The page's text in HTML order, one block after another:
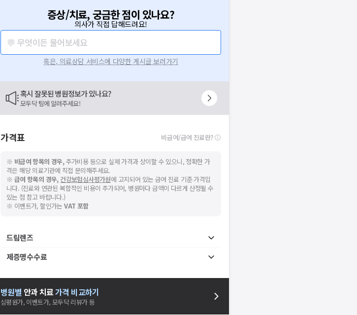
증상/치료, 궁금한 점이 있나요?
의사가 직접 답해드려요!
💬 무엇이든 물어보세요
혹은, 의료상담 서비스에 다양한 게시글 보러가기
혹시 잘못된 병원정보가 있나요?
모두닥 팀에 알려주세요!
가격표 비급여/급여 진료란?
※ 비급여 항목의 경우,추가비용 등으로 실제 가격과 상이할 수 있으니, 정확한 가
격은 해당 의료기관에 직접 문의해주세요.
※ 급여 항목의 경우, 건강보험심사평가원에 고지되어 있는 급여 진료 기준 가격입
니다. (진료와 연관된 복합적인 비용이 추가되어, 병원마다 금액이 다르게 산정될 수
있는 점 참고 바랍니다.)
※ 이벤트가, 할인가는VAT 포함
드림렌즈
제증명수수료
병원별 안과치료가격 비교하기
심평원가, 이벤트가, 모두닥 리뷰가 등